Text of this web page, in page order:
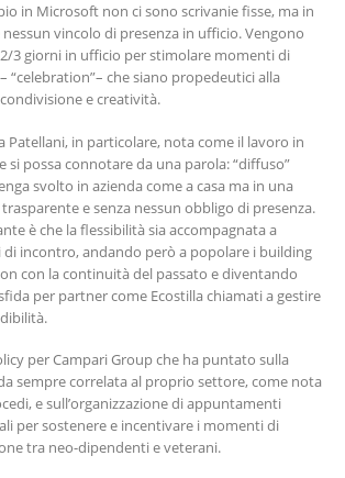
in Microsoft non ci sono scrivanie fisse, ma in
nessun vincolo di presenza in ufficio. Vengono
3 giorni in ufficio per stimolare momenti di
“celebration”– che siano propedeutici alla
e creatività.
Patellani, in particolare, nota come il lavoro in
si possa connotare da una parola: “diffuso”
svolto in azienda come a casa ma in una
e senza nessun obbligo di presenza.
è che la flessibilità sia accompagnata a
incontro, andando però a popolare i building
con la continuità del passato e diventando
per partner come Ecostilla chiamati a gestire
per Campari Group che ha puntato sulla
sempre correlata al proprio settore, come nota
e sull’organizzazione di appuntamenti
per sostenere e incentivare i momenti di
tra neo-dipendenti e veterani.